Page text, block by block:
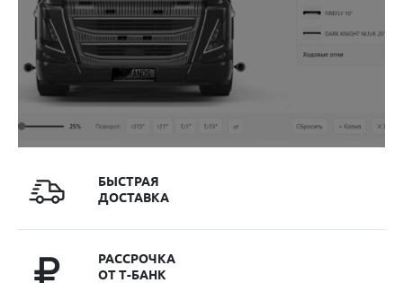
БЫСТРАЯ
ДОСТАВКА
РАССРОЧКА
ОТ Т-БАНК